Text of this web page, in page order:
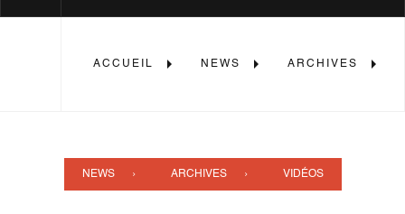
ACCUEIL NEWS ARCHIVES
NEWS ARCHIVES VIDÉOS